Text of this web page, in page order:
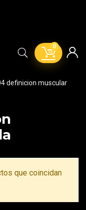
0
definicion muscular
que coincidan